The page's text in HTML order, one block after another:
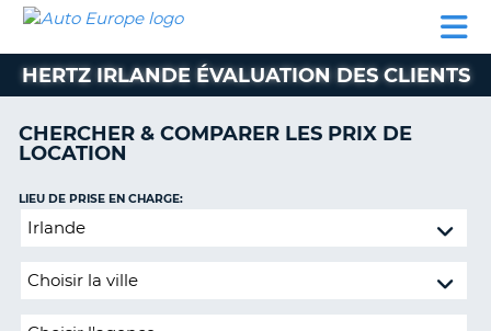
LOCATION
VOITURE
CAMPING-
CAR
CLIENT
AUTO
EUROPE
LOCATION
VOITURE
CAMPING-
CAR
PARTENAIRES
SUPPORT
CLIENT
COMPTE
HERTZ IRLANDE ÉVALUATION DES CLIENTS
CHERCHER & COMPARER LES PRIX DE
LOCATION
Lieu
restitution
LIEU DE PRISE EN CHARGE: